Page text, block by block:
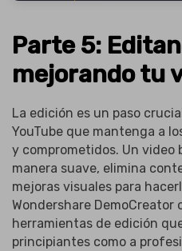
Parte 5:
mejorando tu
La edición es un paso
YouTube que mantenga a
y comprometidos. Un video
manera suave, elimina
mejoras visuales para
Wondershare
herramientas de edición
principiantes como a